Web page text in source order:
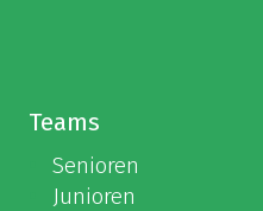
Teams
Senioren
Junioren